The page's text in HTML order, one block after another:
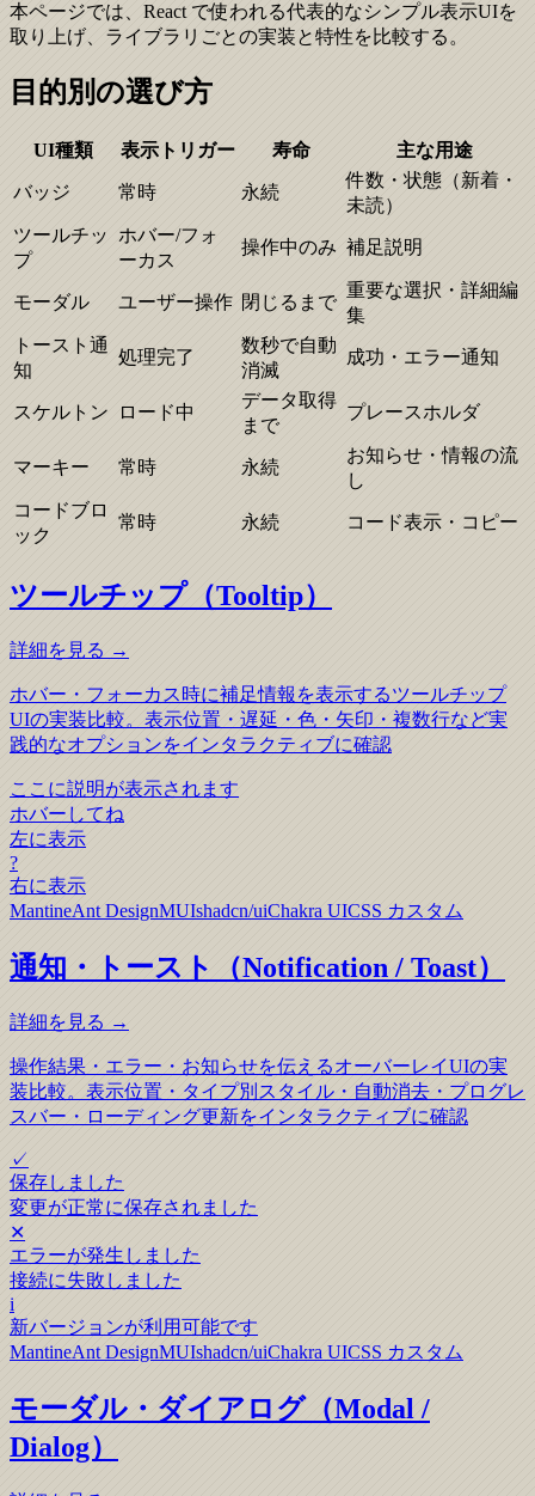
本ページでは、React で使われる代表的なシンプル表示UIを
取り上げ、ライブラリごとの実装と特性を比較する。
目的別の選び方
UI種類 表示トリガー 寿命 主な用途
バッジ 常時 永続
件数・状態（新着・
未読）
ツールチッ
プ
ホバー/フォ
ーカス
操作中のみ 補足説明
モーダル ユーザー操作 閉じるまで
重要な選択・詳細編
集
トースト通
知
処理完了
数秒で自動
消滅
成功・エラー通知
スケルトン ロード中
データ取得
まで
プレースホルダ
マーキー 常時 永続
お知らせ・情報の流
し
コードブロ
ック
常時 永続 コード表示・コピー
ツールチップ（Tooltip）
詳細を見る →
ホバー・フォーカス時に補足情報を表示するツールチップ
UIの実装比較。表示位置・遅延・色・矢印・複数行など実
践的なオプションをインタラクティブに確認
ここに説明が表示されます
ホバーしてね
左に表示
?
右に表示
MantineAnt DesignMUIshadcn/uiChakra UICSS カスタム
通知・トースト（Notification / Toast）
詳細を見る →
操作結果・エラー・お知らせを伝えるオーバーレイUIの実
装比較。表示位置・タイプ別スタイル・自動消去・プログレ
スバー・ローディング更新をインタラクティブに確認
✓
保存しました
変更が正常に保存されました
✕
エラーが発生しました
接続に失敗しました
i
新バージョンが利用可能です
MantineAnt DesignMUIshadcn/uiChakra UICSS カスタム
モーダル・ダイアログ（Modal /
Dialog）